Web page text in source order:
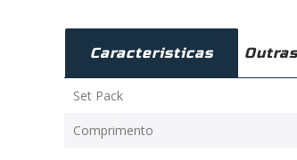
Caracteristicas
Set Pack
Comprimento